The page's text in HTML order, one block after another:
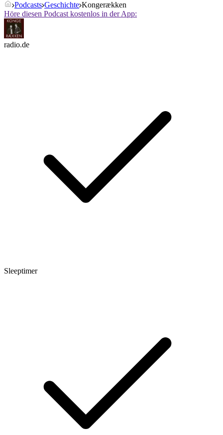
Podcasts Geschichte Kongerækken
Höre diesen Podcast kostenlos in der App:
radio.de
Sleeptimer